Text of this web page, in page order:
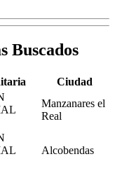
Buscados
Ciudad
Manzanares el
Real
Alcobendas